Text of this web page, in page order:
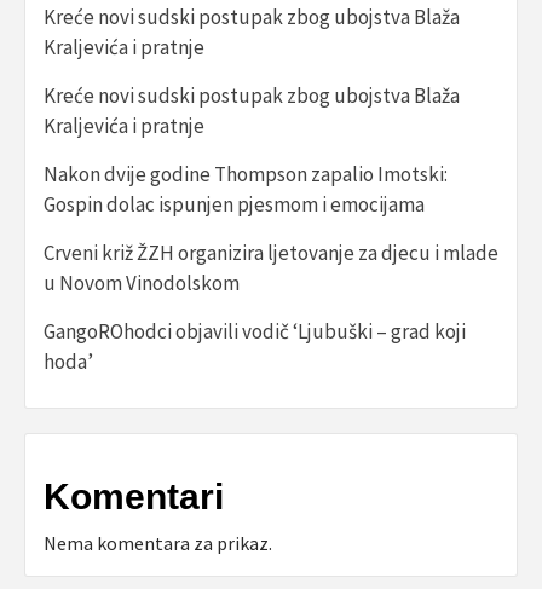
Kreće novi sudski postupak zbog ubojstva Blaža
Kraljevića i pratnje
Kreće novi sudski postupak zbog ubojstva Blaža
Kraljevića i pratnje
Nakon dvije godine Thompson zapalio Imotski:
Gospin dolac ispunjen pjesmom i emocijama
Crveni križ ŽZH organizira ljetovanje za djecu i mlade
u Novom Vinodolskom
GangoROhodci objavili vodič ‘Ljubuški – grad koji
hoda’
Komentari
Nema komentara za prikaz.